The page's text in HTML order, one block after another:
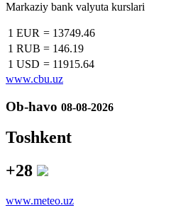
Markaziy bank valyuta kurslari
1 EUR = 13749.46
1 RUB = 146.19
1 USD = 11915.64
www.cbu.uz
Ob-havo 08-08-2026
Toshkent
+28
www.meteo.uz